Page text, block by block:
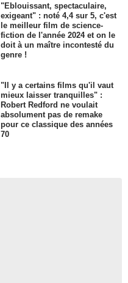
"Eblouissant, spectaculaire,
exigeant" : noté 4,4 sur 5, c'est
le meilleur film de science-
fiction de l'année 2024 et on le
doit à un maître incontesté du
genre !
"Il y a certains films qu'il vaut
mieux laisser tranquilles" :
Robert Redford ne voulait
absolument pas de remake
pour ce classique des années
70